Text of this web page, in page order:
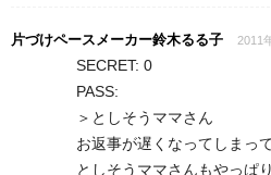
片づけペースメーカー鈴木るる子 2011
SECRET: 0
PASS:
＞としそうママさん
お返事が遅くなってしまっ
としそうママさんもやっぱ